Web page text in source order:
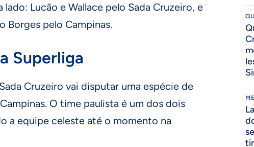
lado: Lucão e Wallace pelo Sada Cruzeiro, e
Borges pelo Campinas.
Superliga
Cruzeiro vai disputar uma espécie de
O time paulista é um dos dois
a equipe celeste até o momento na